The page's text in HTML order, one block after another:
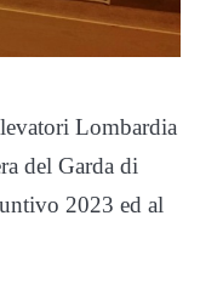
Lombardia
del Garda di
2023 ed al